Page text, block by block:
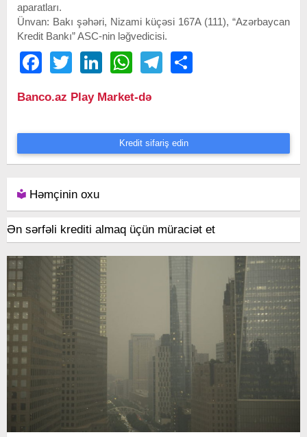
aparatları.
Ünvan: Bakı şəhəri, Nizami küçəsi 167A (111), “Azərbaycan
Kredit Bankı” ASC-nin ləğvedicisi.
FacebookTwitter LinkedIn WhatsAppTelegram
Banco.az Play Market-də
Kredit sifariş edin
Həmçinin oxu
Ən sərfəli krediti almaq üçün müraciət et